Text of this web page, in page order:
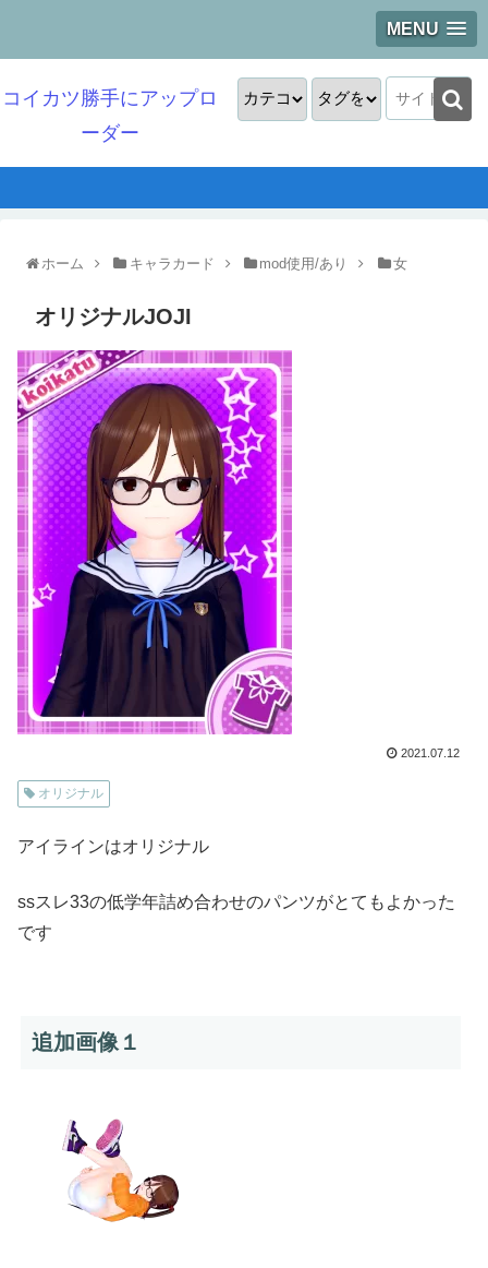
MENU
コイカツ勝手にアップロ
ーダー
ホーム キャラカード mod使用/あり 女
オリジナルJOJI
2021.07.12
オリジナル
アイラインはオリジナル
ssスレ33の低学年詰め合わせのパンツがとてもよかった
です
追加画像１